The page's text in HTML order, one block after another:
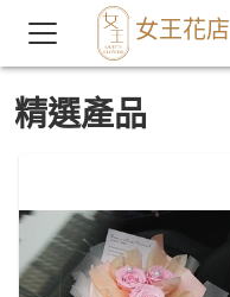
女王花店
精選產品